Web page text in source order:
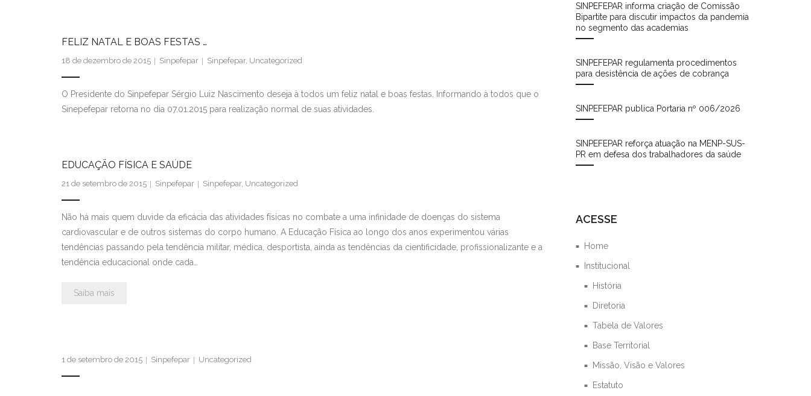
FELIZ NATAL E BOAS FESTAS …
18 de dezembro de 2015 Sinpefepar Sinpefepar, Uncategorized
O Presidente do Sinpefepar Sérgio Luiz Nascimento deseja à todos um feliz natal e boas festas. Informando à todos que o
Sinepefepar retorna no dia 07.01.2015 para realização normal de suas atividades.
EDUCAÇÃO FÍSICA E SAÚDE
21 de setembro de 2015 Sinpefepar Sinpefepar, Uncategorized
Não há mais quem duvide da eficácia das atividades físicas no combate a uma infinidade de doenças do sistema
cardiovascular e de outros sistemas do corpo humano. A Educação Física ao longo dos anos experimentou várias
tendências passando pela tendência militar, médica, desportista, ainda as tendências da cientificidade, profissionalizante e a
tendência educacional onde cada…
Saiba mais
1 de setembro de 2015 Sinpefepar Uncategorized
SINPEFEPAR informa criação de Comissão
Bipartite para discutir impactos da pandemia
no segmento das academias
SINPEFEPAR regulamenta procedimentos
para desistência de ações de cobrança
SINPEFEPAR publica Portaria nº 006/2026
SINPEFEPAR reforça atuação na MENP-SUS-
PR em defesa dos trabalhadores da saúde
ACESSE
Home
Institucional
História
Diretoria
Tabela de Valores
Base Territorial
Missão, Visão e Valores
Estatuto